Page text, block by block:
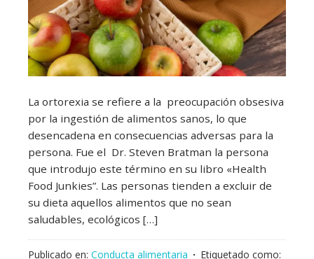
La ortorexia se refiere a la preocupación obsesiva
por la ingestión de alimentos sanos, lo que
desencadena en consecuencias adversas para la
persona. Fue el Dr. Steven Bratman la persona
que introdujo este término en su libro «Health
Food Junkies”. Las personas tienden a excluir de
su dieta aquellos alimentos que no sean
saludables, ecológicos […]
Publicado en: Conducta alimentaria
Etiquetado como: